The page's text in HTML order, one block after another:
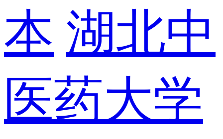
本 湖北中
医药大学